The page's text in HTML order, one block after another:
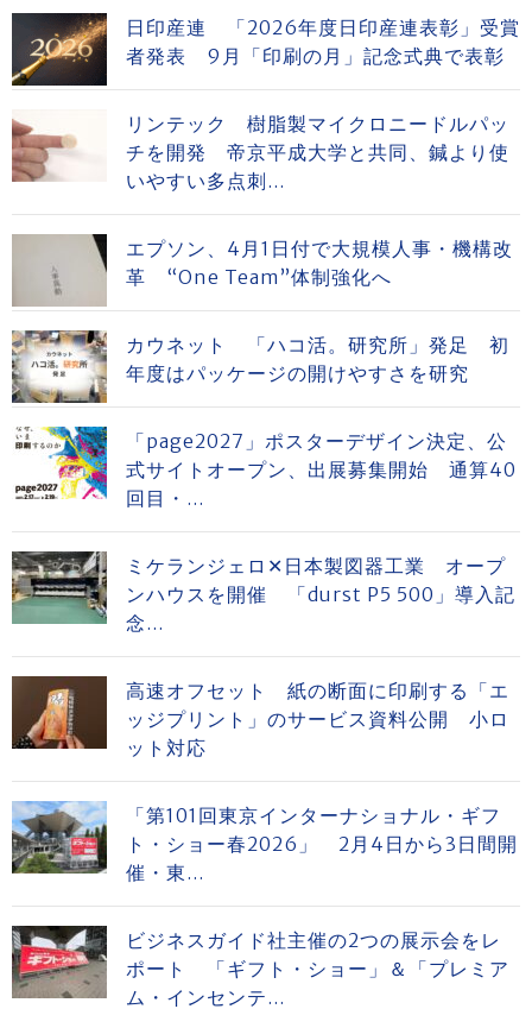
日印産連 「2026年度日印産連表彰」受賞
者発表 9月「印刷の月」記念式典で表彰
リンテック 樹脂製マイクロニードルパッ
チを開発 帝京平成大学と共同、鍼より使
いやすい多点刺...
エプソン、4月1日付で大規模人事・機構改
革 “One Team”体制強化へ
カウネット 「ハコ活。研究所」発足 初
年度はパッケージの開けやすさを研究
「page2027」ポスターデザイン決定、公
式サイトオープン、出展募集開始 通算40
回目・...
ミケランジェロ✕日本製図器工業 オープ
ンハウスを開催 「durst P5 500」導入記
念...
高速オフセット 紙の断面に印刷する「エ
ッジプリント」のサービス資料公開 小ロ
ット対応
「第101回東京インターナショナル・ギフ
ト・ショー春2026」 2月4日から3日間開
催・東...
ビジネスガイド社主催の2つの展示会をレ
ポート 「ギフト・ショー」＆「プレミア
ム・インセンテ...